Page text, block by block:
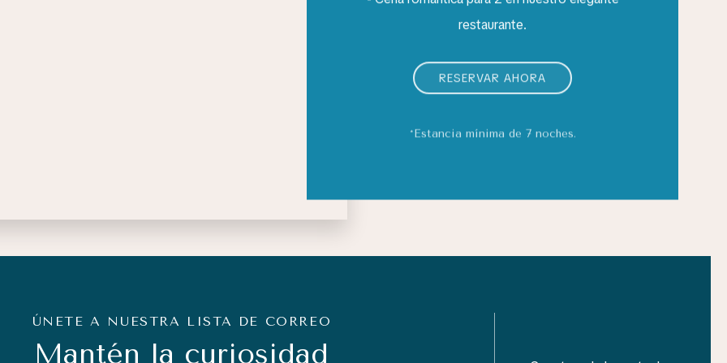
restaurante.
RESERVAR AHORA
*Estancia mínima de 7 noches.
ÚNETE A NUESTRA LISTA DE CORREO
Mantén la curiosidad